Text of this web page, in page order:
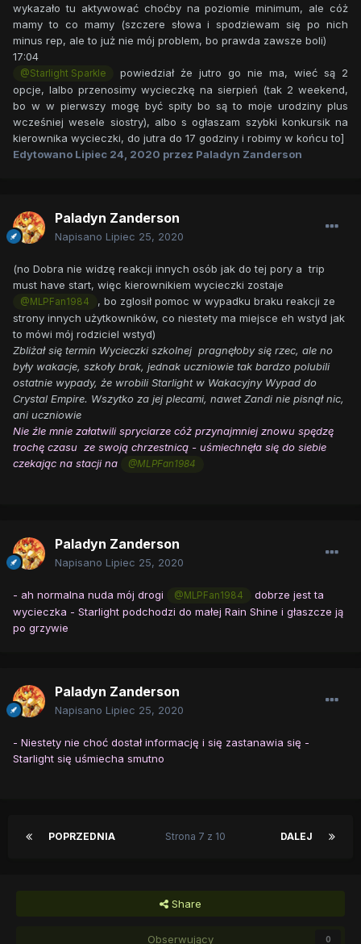
wykazało tu aktywować choćby na poziomie minimum, ale cóż
mamy to co mamy (szczere słowa i spodziewam się po nich
minus rep, ale to już nie mój problem, bo prawda zawsze boli)
17:04
@Starlight Sparkle
powiedział że jutro go nie ma, wieć są 2
opcje, lalbo przenosimy wycieczkę na sierpień (tak 2 weekend,
bo w w pierwszy mogę być spity bo są to moje urodziny plus
wcześniej wesele siostry), albo s ogłaszam szybki konkursik na
kierownika wycieczki, do jutra do 17 godziny i robimy w końcu to]
Edytowano Lipiec 24, 2020 przez Paladyn Zanderson
Paladyn Zanderson
Napisano Lipiec 25, 2020
(no Dobra nie widzę reakcji innych osób jak do tej pory a trip
must have start, więc kierownikiem wycieczki zostaje
@MLPFan1984
, bo zglosił pomoc w wypadku braku reakcji ze
strony innych użytkowników, co niestety ma miejsce eh wstyd jak
to mówi mój rodziciel wstyd)
Zbliżał się termin Wycieczki szkolnej pragnęłoby się rzec, ale no
były wakacje, szkoły brak, jednak uczniowie tak bardzo polubili
ostatnie wypady, że wrobili Starlight w Wakacyjny Wypad do
Crystal Empire. Wszytko za jej plecami, nawet Zandi nie pisnął nic,
ani uczniowie
Nie źle mnie załatwili spryciarze cóż przynajmniej znowu spędzę
trochę czasu ze swoją chrzestnicą - uśmiechnęła się do siebie
czekając na stacji na
@MLPFan1984
Paladyn Zanderson
Napisano Lipiec 25, 2020
- ah normalna nuda mój drogi @MLPFan1984
dobrze jest ta
wycieczka - Starlight podchodzi do małej Rain Shine i głaszcze ją
po grzywie
Paladyn Zanderson
Napisano Lipiec 25, 2020
- Niestety nie choć dostał informację i się zastanawia się -
Starlight się uśmiecha smutno
POPRZEDNIA DALEJ
Strona 7 z 10
Share
Obserwujący 0